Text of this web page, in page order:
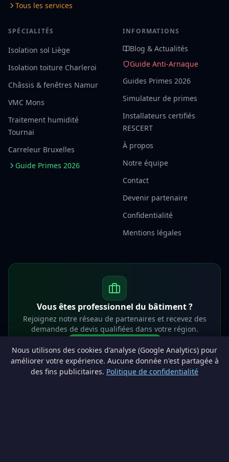
Nous utilisons des cookies d'analyse (Google Analytics) pour
améliorer votre expérience. Aucune donnée n'est partagée à
des fins publicitaires. Politique de confidentialité
Tous les services
SPÉCIALITÉS
Isolation sol Liège
Isolation toiture Charleroi
Châssis & fenêtres Namur
VMC Mons
Traitement humidité
Tournai
Carreleur Bruxelles
Guide Primes 2026
INFORMATIONS
Blog & Actualités
Guide Anti-Arnaque
Guides Primes 2026
Simulateur de primes
Installateurs certifiés
RESCERT
À propos
Notre équipe
Contact
Devenir partenaire
Confidentialité
Mentions légales
Vous êtes professionnel du bâtiment ?
Rejoignez notre réseau de partenaires et recevez des
demandes de devis qualifiées dans votre région.
info@lesprosdemaville.be